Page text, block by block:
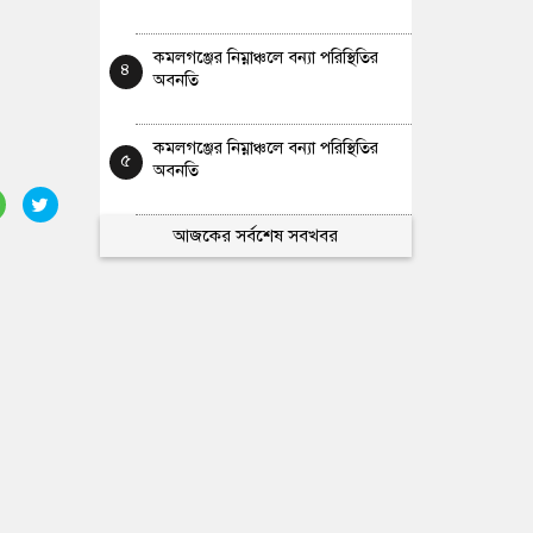
৪
কমলগঞ্জের নিম্নাঞ্চলে বন্যা পরিস্থিতির
অবনতি
৫
কমলগঞ্জের নিম্নাঞ্চলে বন্যা পরিস্থিতির
অবনতি
আজকের সর্বশেষ সবখবর